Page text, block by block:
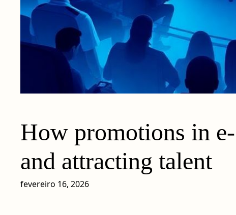
How promotions in
and attracting talent
fevereiro 16, 2026